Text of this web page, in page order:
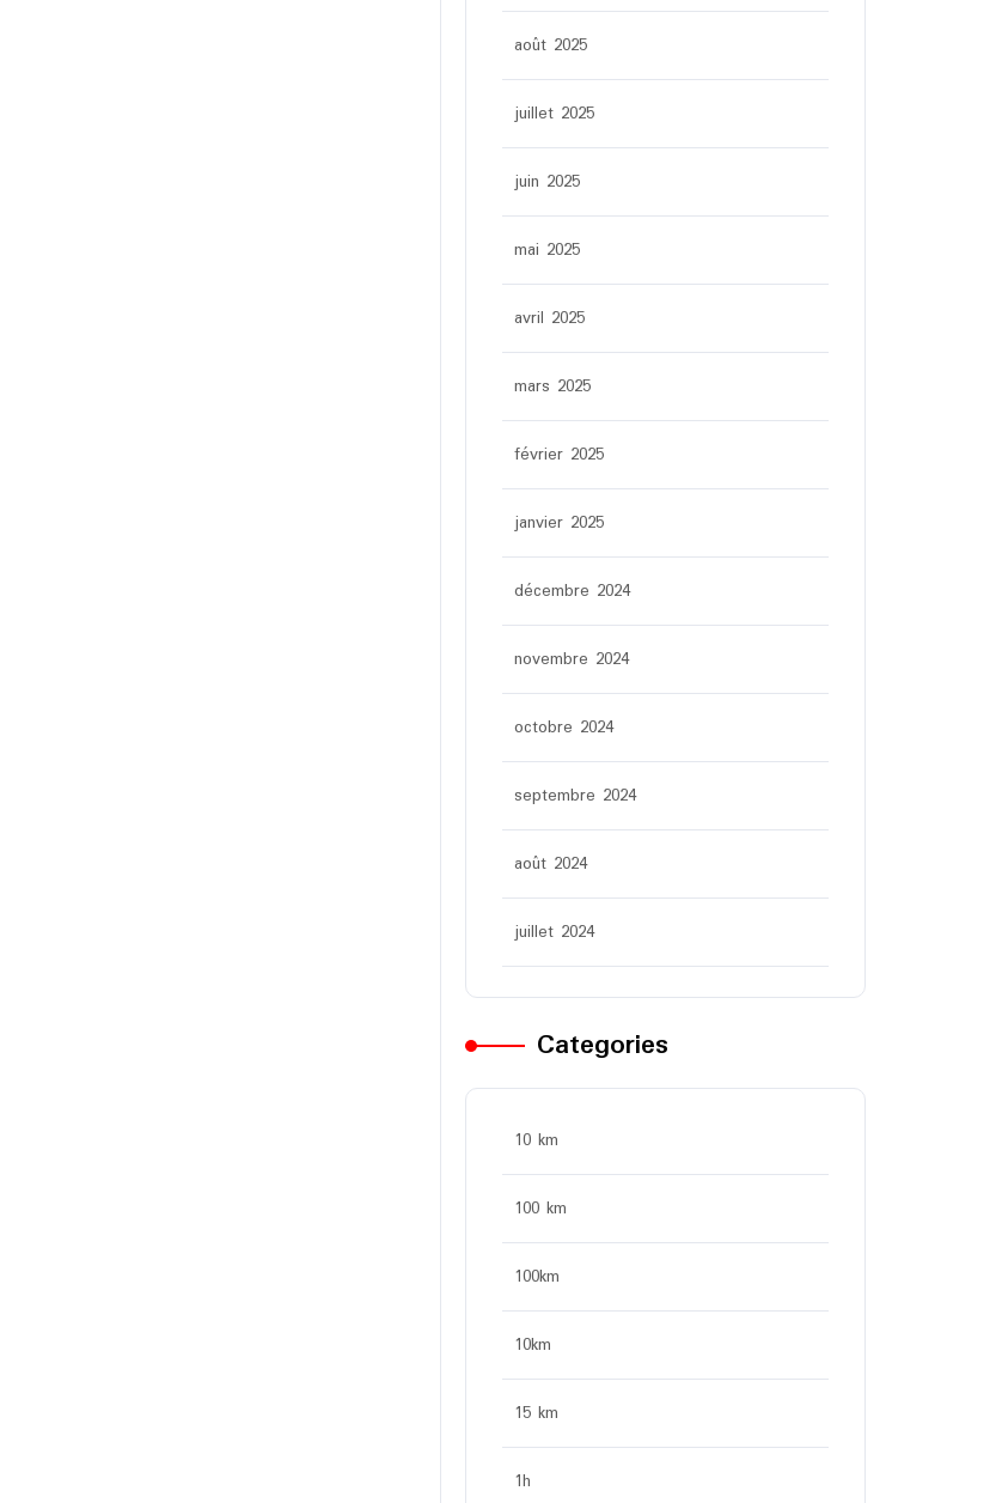
août 2025
juillet 2025
juin 2025
mai 2025
avril 2025
mars 2025
février 2025
janvier 2025
décembre 2024
novembre 2024
octobre 2024
septembre 2024
août 2024
juillet 2024
Categories
10 km
100 km
100km
10km
15 km
1h